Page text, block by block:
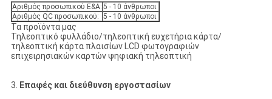
Αριθμός προσωπικού Ε&Α: 5 - 10 άνθρωποι
Αριθμός QC προσωπικού: 5 - 10 άνθρωποι
Τα προϊόντα μας
Τηλεοπτικό φυλλάδιο/τηλεοπτική ευχετήρια κάρτα/
τηλεοπτική κάρτα πλαισίων LCD φωτογραφιών
επιχειρησιακών καρτών ψηφιακή τηλεοπτική
3. Επαφές και διεύθυνση εργοστασίων